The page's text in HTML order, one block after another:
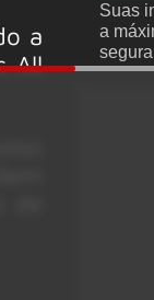
a
All
Suas
a